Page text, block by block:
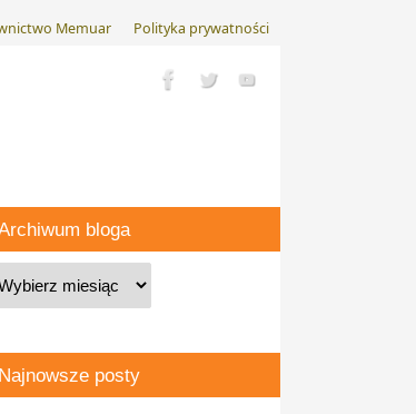
Memuar Polityka prywatności
bloga
Najnowsze posty